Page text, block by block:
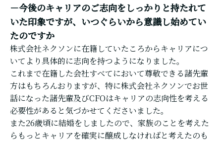
－今後のキャリアのご志向をしっかりと持たれて
いた印象ですが、いつぐらいから意識し始めてい
たのですか
株式会社ネクソンに在籍していたころからキャリアにつ
いてより具体的に志向を持つようになりました。
これまで在籍した会社すべてにおいて尊敬できる諸先輩
方はもちろんおりますが、特に株式会社ネクソンでお世
話になった諸先輩及びCFOはキャリアの志向性を考える
必要性があると気づかせてくださいました。
また26歳頃に結婚をしましたので、家族のことを考えた
らもっとキャリアを確実に醸成しなければと考えたのも